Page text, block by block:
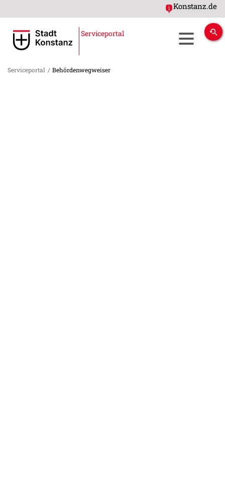
Konstanz.de
Serviceportal
Serviceportal / Behördenwegweiser